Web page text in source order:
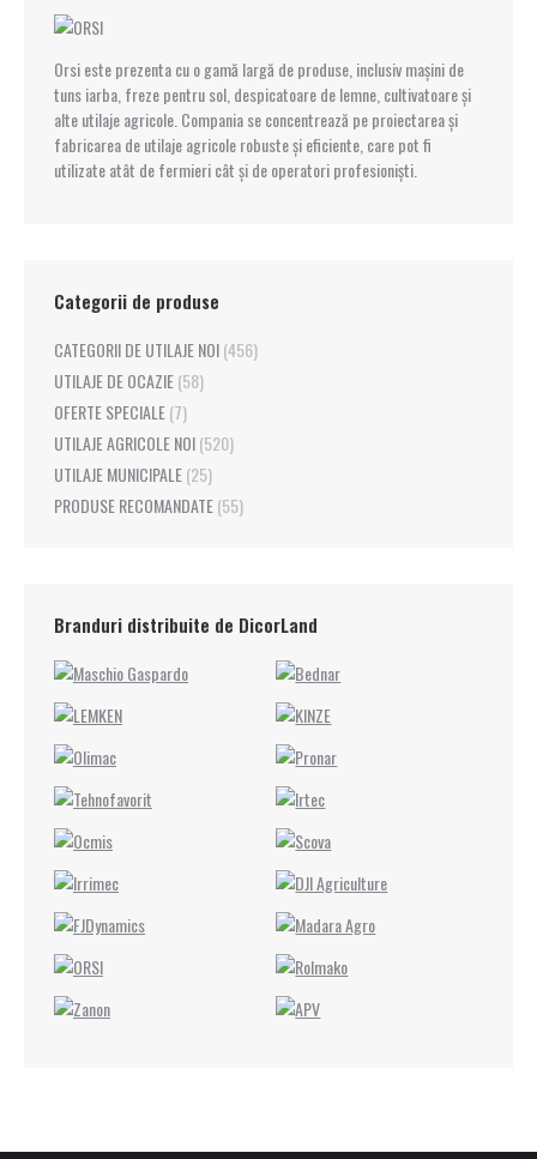
Orsi este prezenta cu o gamă largă de produse, inclusiv mașini de
tuns iarba, freze pentru sol, despicatoare de lemne, cultivatoare și
alte utilaje agricole. Compania se concentrează pe proiectarea și
fabricarea de utilaje agricole robuste și eficiente, care pot fi
utilizate atât de fermieri cât și de operatori profesioniști.
Categorii de produse
CATEGORII DE UTILAJE NOI(456)
UTILAJE DE OCAZIE(58)
OFERTE SPECIALE(7)
UTILAJE AGRICOLE NOI(520)
UTILAJE MUNICIPALE(25)
PRODUSE RECOMANDATE(55)
Branduri distribuite de DicorLand